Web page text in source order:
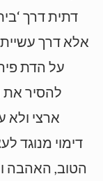
דתית דרך
אלא דרך
על הדת
להסיר את
ארצי ולא
דימוי מנוגד
הטוב, האהבה